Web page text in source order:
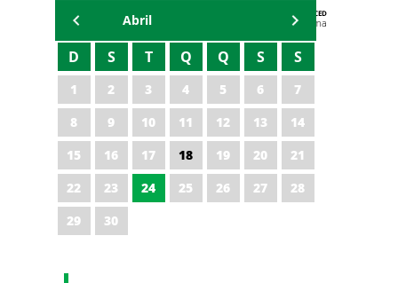
AGENDA DA CODED/CED
Vagna Lima
Abril
D S T Q Q S S
1 2 3 4 5 6
7
8
9 10 11 12 13
14
15
16 17 18 19 20
21
22
23 24 25 26 27
28
29
30